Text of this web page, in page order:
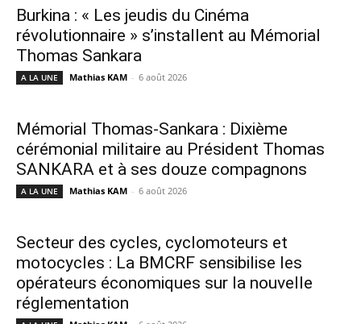
Burkina : « Les jeudis du Cinéma
révolutionnaire » s’installent au Mémorial
Thomas Sankara
A LA UNE Mathias KAM - 6 août 2026
Mémorial Thomas-Sankara : Dixième
cérémonial militaire au Président Thomas
SANKARA et à ses douze compagnons
A LA UNE Mathias KAM - 6 août 2026
Secteur des cycles, cyclomoteurs et
motocycles : La BMCRF sensibilise les
opérateurs économiques sur la nouvelle
réglementation